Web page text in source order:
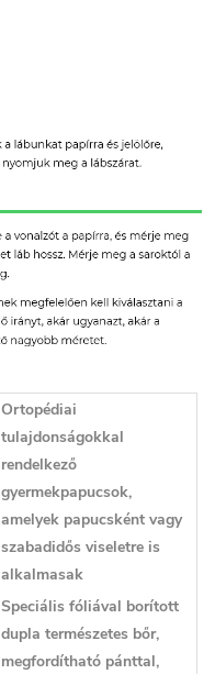
Ortopédiai
tulajdonságokkal
rendelkező
gyermekpapucsok,
amelyek papucsként vagy
szabadidős viseletre is
alkalmasak
Speciális fóliával borított
dupla természetes bőr,
megfordítható pánttal,